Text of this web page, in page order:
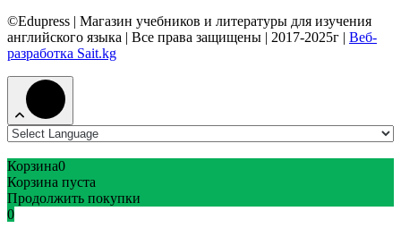
©Edupress | Магазин учебников и литературы для изучения
английского языка | Все права защищены | 2017-2025г | Веб-
разработка Sait.kg
Корзина0
Корзина пуста
Продолжить покупки
0